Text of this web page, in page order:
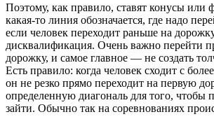
Поэтому, как правило, ставят конусы или
какая-то линия обозначается, где надо
если человек переходит раньше на
дисквалификация. Очень важно перейти
дорожку, и самое главное — не создать
Есть правило: когда человек сходит с
он не резко прямо переходит на первую
определенную диагональ для того, чтобы
зайти. Обычно так на соревнованиях